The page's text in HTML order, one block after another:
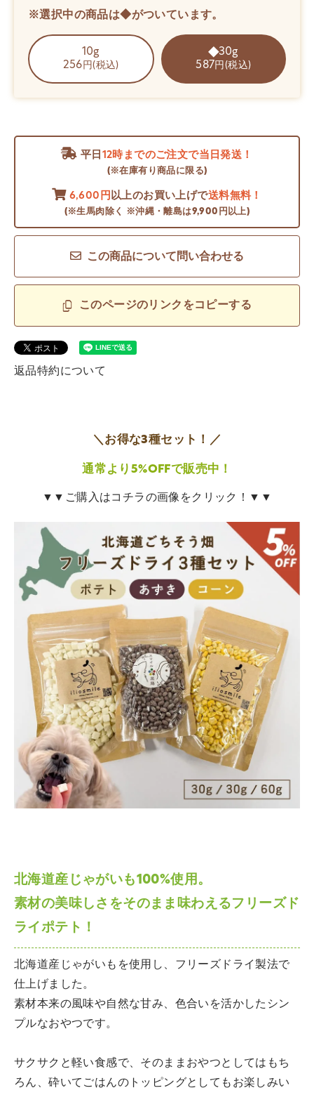
※選択中の商品は◆がついています。
10g
256 円(税込)
30g
587円(税込)
平日 12時までのご注文で当日発送！
(※在庫有り商品に限る)
6,600円 以上のお買い上げで送料無料！
(※生馬肉除く ※沖縄・離島は9,900円以上)
この商品について問い合わせる
このページのリンクをコピーする
返品特約について
＼お得な3種セット！／
通常より5%OFFで販売中！
▼▼ご購入はコチラの画像をクリック！▼▼
北海道産じゃがいも100%使用。
素材の美味しさをそのまま味わえるフリーズド
ライポテト！
北海道産じゃがいもを使用し、フリーズドライ製法で
仕上げました。
素材本来の風味や自然な甘み、色合いを活かしたシン
プルなおやつです。
サクサクと軽い食感で、そのままおやつとしてはもち
ろん、砕いてごはんのトッピングとしてもお楽しみい